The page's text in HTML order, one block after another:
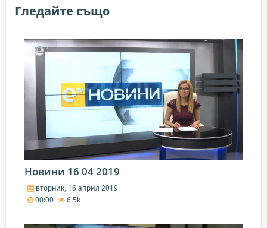
Гледайте също
Новини 16 04 2019
вторник, 16 април 2019
00:00
6.5k